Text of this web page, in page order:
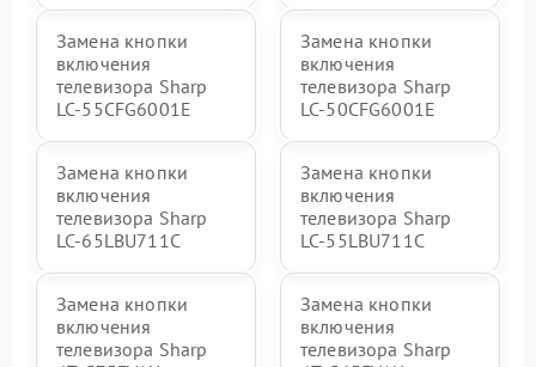
Замена кнопки
включения
телевизора Sharp
LC-55CFG6001E
Замена кнопки
включения
телевизора Sharp
LC-50CFG6001E
Замена кнопки
включения
телевизора Sharp
LC-65LBU711C
Замена кнопки
включения
телевизора Sharp
LC-55LBU711C
Замена кнопки
включения
телевизора Sharp
Замена кнопки
включения
телевизора Sharp